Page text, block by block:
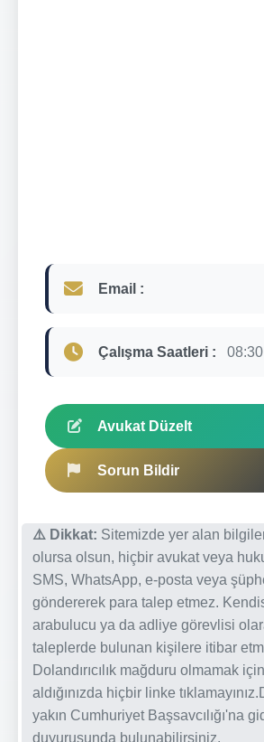
Email :
Çalışma Saatleri :
Avukat Düzelt
Sorun Bildir
⚠️ Dikkat: Sitemizde yer alan
olursa olsun, hiçbir avukat veya
SMS, WhatsApp, e-posta veya
göndererek para talep etmez.
arabulucu ya da adliye görevlisi
taleplerde bulunan kişilere itibar
Dolandırıcılık mağduru olmamak
aldığınızda hiçbir linke
yakın Cumhuriyet Başsavcılığı'na
duyurusunda bulunabilirsiniz.